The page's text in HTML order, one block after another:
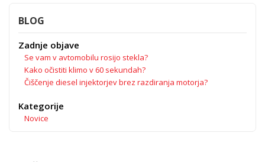
BLOG
Zadnje objave
Se vam v avtomobilu rosijo stekla?
Kako očistiti klimo v 60 sekundah?
Čiščenje diesel injektorjev brez razdiranja motorja?
Kategorije
Novice